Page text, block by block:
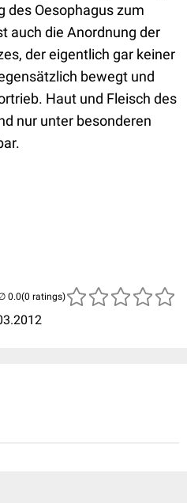
des Oesophagus zum
auch die Anordnung der
der eigentlich gar keiner
bewegt und
Haut und Fleisch des
nur unter besonderen
(0 ratings)